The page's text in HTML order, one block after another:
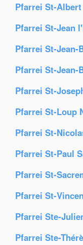
Pfarrei St-
Pfarrei St-Jean
Pfarrei St-Jean-
Pfarrei St-Jean-
Pfarrei St-
Pfarrei St-Loup
Pfarrei St-
Pfarrei St-Paul
Pfarrei St-
Pfarrei St-
Pfarrei Ste-
Pfarrei Ste-